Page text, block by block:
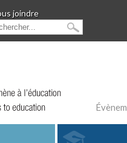
joindre